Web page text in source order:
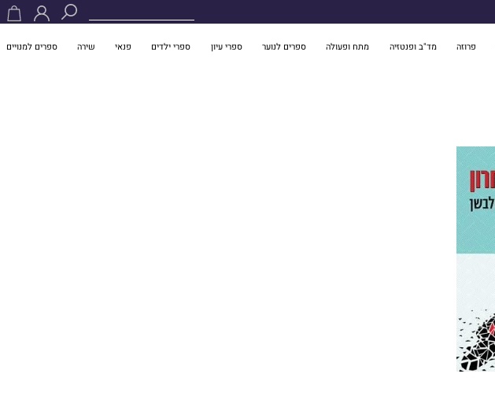
פרוזה מד"ב ופנטזיה מתח ופעולה ספרים לנוער ספרי עיון ספרי ילדים פנאי שירה ספרים למנויים